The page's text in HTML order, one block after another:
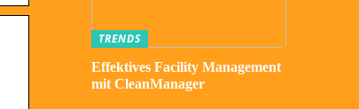
TRENDS
Effektives Facility Management
mit CleanManager